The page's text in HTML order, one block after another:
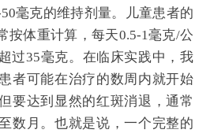
毫克的维持剂量。儿童患者的
按体重计算，每天0.5-1毫克/公
过35毫克。在临床实践中，我
者可能在治疗的数周内就开始
要达到显然的红斑消退，通常
数月。也就是说，一个完整的